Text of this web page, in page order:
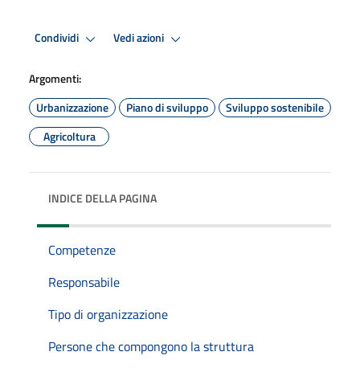
Condividi Vedi azioni
Argomenti:
Urbanizzazione
Piano di sviluppo
Sviluppo sostenibile
Agricoltura
INDICE DELLA PAGINA
Competenze
Responsabile
Tipo di organizzazione
Persone che compongono la struttura